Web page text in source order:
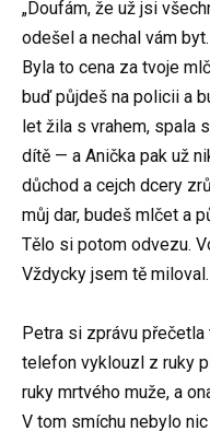
„Doufám, že už jsi
odešel a nechal vám
Byla to cena za tvoje
buď půjdeš na policii a
let žila s vrahem, spala
dítě — a Anička pak už
důchod a cejch dcery
můj dar, budeš mlčet a
Tělo si potom odvezu.
Vždycky jsem tě
Petra si zprávu
telefon vyklouzl z ruky
ruky mrtvého muže, a
V tom smíchu nebylo